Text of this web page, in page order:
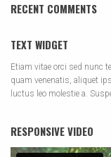
RECENT COMMENTS
TEXT WIDGET
Etiam vitae orci sed nunc
quam venenatis, aliquet
luctus leo molestie a.
RESPONSIVE VIDEO